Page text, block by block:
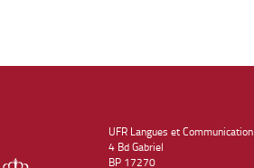
UFR Langues et Communication
4 Bd Gabriel
BP 17270